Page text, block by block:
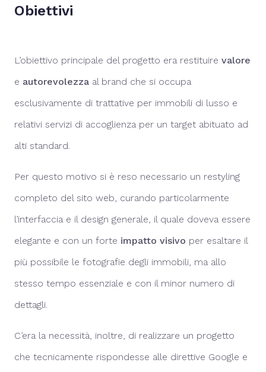
Obiettivi
L’obiettivo principale del progetto era restituire valore
e autorevolezza al brand che si occupa
esclusivamente di trattative per immobili di lusso e
relativi servizi di accoglienza per un target abituato ad
alti standard.
Per questo motivo si è reso necessario un restyling
completo del sito web, curando particolarmente
l’interfaccia e il design generale, il quale doveva essere
elegante e con un forte impatto visivo per esaltare il
più possibile le fotografie degli immobili, ma allo
stesso tempo essenziale e con il minor numero di
dettagli.
C’era la necessità, inoltre, di realizzare un progetto
che tecnicamente rispondesse alle direttive Google e